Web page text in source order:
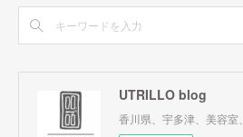
UTRILLO blog
香川県、宇多津、美容室